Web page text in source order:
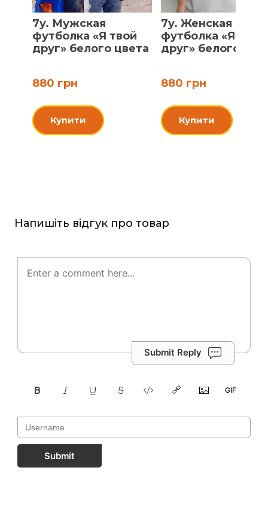
7y. Мужская
футболка «Я твой
друг» белого цвета
880 грн
Купити
7y. Женская
футболка «Я твой
друг» белого
880 грн
Купити
Напишіть відгук про товар
Submit Reply
Submit